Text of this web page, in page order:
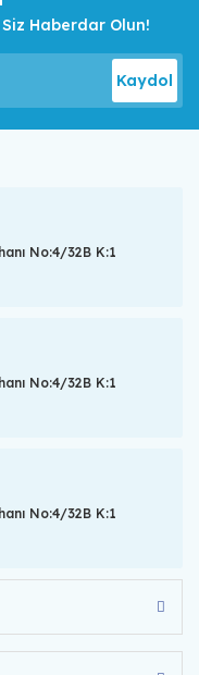
Haberdar Olun!
Kaydol
No:4/32B K:1
No:4/32B K:1
No:4/32B K:1